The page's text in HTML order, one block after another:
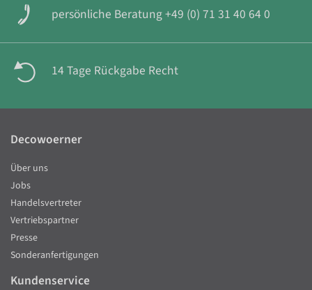
persönliche Beratung +49 (0) 71 31 40 64 0
14 Tage Rückgabe Recht
Decowoerner
Über uns
Jobs
Handelsvertreter
Vertriebspartner
Presse
Sonderanfertigungen
Kundenservice